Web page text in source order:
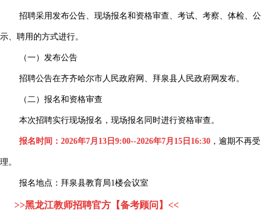
招聘采用发布公告、现场报名和资格审查、考试、考察、体检、公
示、聘用的方式进行。
（一）发布公告
招聘公告在齐齐哈尔市人民政府网、拜泉县人民政府网发布。
（二）报名和资格审查
本次招聘实行现场报名，现场报名同时进行资格审查。
报名时间：2026年7月13日9:00--2026年7月15日16:30 ，逾期不再受
理。
报名地点：拜泉县教育局1楼会议室
>>黑龙江教师招聘官方【备考顾问】<<